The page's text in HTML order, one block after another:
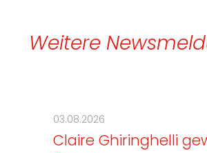
Weitere
03.08.2026
Claire Ghiringhelli